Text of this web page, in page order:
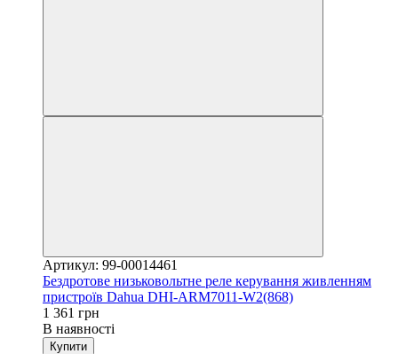
Артикул: 99-00014461
Бездротове низьковольтне реле керування живленням
пристроїв Dahua DHI-ARM7011-W2(868)
1 361 грн
В наявності
Купити